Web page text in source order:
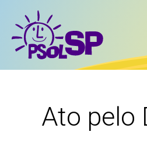
Ato pelo